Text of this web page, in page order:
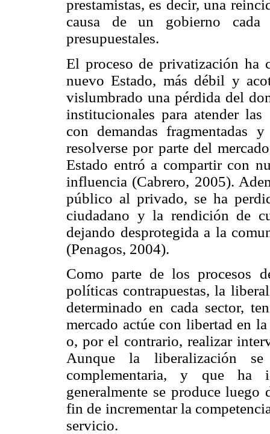
prestamistas, es decir, una
causa de un gobierno
presupuestales.
El proceso de privatización ha
nuevo Estado, más débil y
vislumbrado una pérdida del
institucionales para atender
con demandas fragmentadas
resolverse por parte del
Estado entró a compartir con
influencia (Cabrero, 2005).
público al privado, se ha
ciudadano y la rendición de
dejando desprotegida a la
(Penagos, 2004).
Como parte de los procesos
políticas contrapuestas, la
determinado en cada sector,
mercado actúe con libertad en
o, por el contrario, realizar
Aunque la liberalización
complementaria, y que ha
generalmente se produce
fin de incrementar la
servicio.